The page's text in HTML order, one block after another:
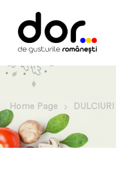
Home Page DULCIURI